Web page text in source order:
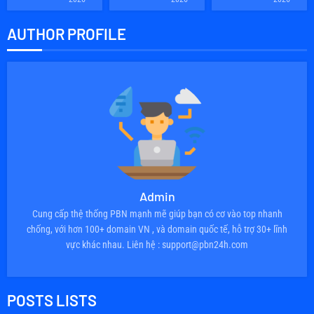
AUTHOR PROFILE
Admin
Cung cấp thệ thống PBN mạnh mẽ giúp bạn có cơ vào top nhanh
chống, với hơn 100+ domain VN , và domain quốc tế, hỗ trợ 30+ lĩnh
vực khác nhau. Liên hệ : support@pbn24h.com
POSTS LISTS